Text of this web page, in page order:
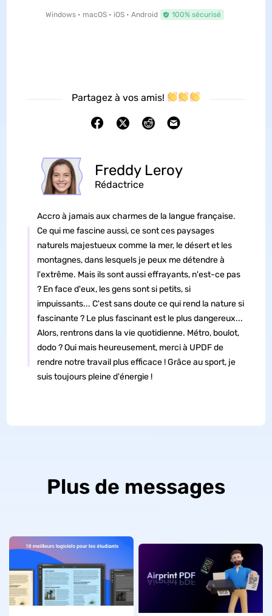
Windows • macOS • iOS • Android 100% sécurisé
Partagez à vos amis!
Freddy Leroy
Rédactrice
Accro à jamais aux charmes de la langue française.
Ce qui me fascine aussi, ce sont ces paysages
naturels majestueux comme la mer, le désert et les
montagnes, dans lesquels je peux me détendre à
l'extrême. Mais ils sont aussi effrayants, n'est-ce pas
? En face d'eux, les gens sont si petits, si
impuissants... C'est sans doute ce qui rend la nature si
fascinante ? Le plus fascinant est le plus dangereux...
Alors, rentrons dans la vie quotidienne. Métro, boulot,
dodo ? Oui mais heureusement, merci à UPDF de
rendre notre travail plus efficace ! Grâce au sport, je
suis toujours pleine d'énergie !
Plus de messages